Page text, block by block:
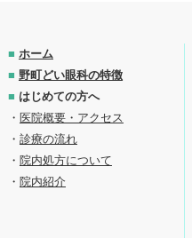
■ ホーム
■ 野町どい眼科の特徴
■ はじめての方へ
・ 医院概要・アクセス
・ 診療の流れ
・ 院内処方について
・ 院内紹介